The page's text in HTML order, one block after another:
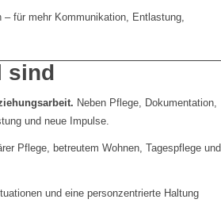
für mehr Kommunikation, Entlastung,
sind
Neben Pflege, Dokumentation,
und neue Impulse.
Pflege, betreutem Wohnen, Tagespflege und
und eine personzentrierte Haltung